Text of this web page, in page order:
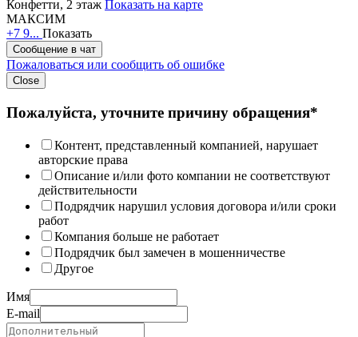
Конфетти, 2 этаж Показать на карте
МАКСИМ
+7 9... Показать
Сообщение в чат
Пожаловаться или сообщить об ошибке
Close
Пожалуйста, уточните причину обращения*
Контент, представленный компанией, нарушает
авторские права
Описание и/или фото компании не соответствуют
действительности
Подрядчик нарушил условия договора и/или сроки
работ
Компания больше не работает
Подрядчик был замечен в мошенничестве
Другое
Имя
E-mail